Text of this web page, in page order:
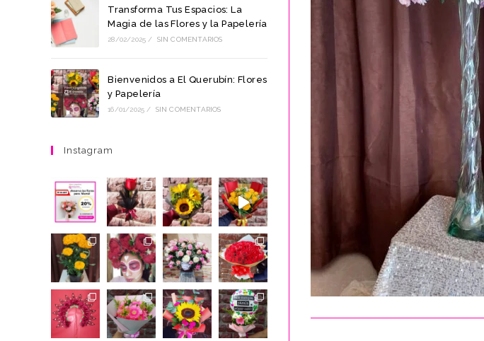
Transforma Tus Espacios: La
Magia de las Flores y la Papelería
28/02/2025 / SIN COMENTARIOS
Bienvenidos a El Querubín: Flores
y Papelería
16/01/2025 / SIN COMENTARIOS
Instagram